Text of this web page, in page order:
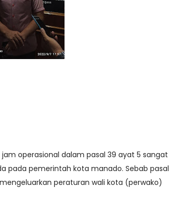
operasional dalam pasal 39 ayat 5 sangat
pada pemerintah kota manado. Sebab pasal
peraturan wali kota (perwako)